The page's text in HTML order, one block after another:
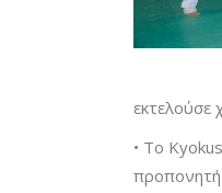
εκτελούσε
• Το